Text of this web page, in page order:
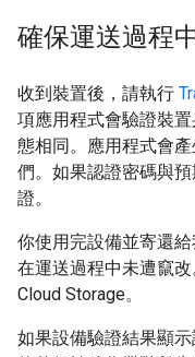
確保運送過程
收到裝置後，請執行
項應用程式會驗證裝
態相同。應用程式會
們。如果認證密碼與
證。
你使用完設備並寄還
在運送過程中未遭竄
Cloud Storage。
如果設備驗證結果顯